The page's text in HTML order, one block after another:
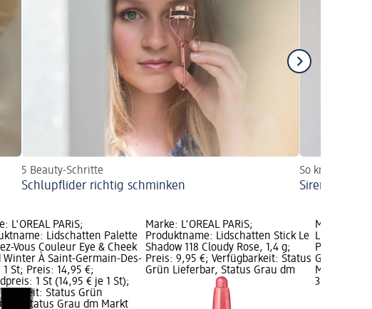
5 Beauty-Schritte
Schlupflider richtig schminken
So kreieren
Siren Eyes:
L'ORÉAL PARiS;
Lidschatten Palette
Vous Couleur Eye & Cheek
Winter À Saint-Germain-Des-
1 St; Preis: 14,95 €;
1 St (14,95 € je 1 St);
Status Grün
Status Grau dm Markt
Marke: L'ORÉAL PARiS;
Produktname: Lidschatten Stick Le
Shadow 118 Cloudy Rose, 1,4 g;
Preis: 9,95 €; Verfügbarkeit: Status
Grün Lieferbar, Status Grau dm
Marke:
Lidschatten
Preis: 3,45
Grün
Markt
3,45 €